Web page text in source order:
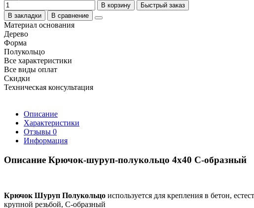
В корзину
Быстрый заказ
В закладки
В сравнение
Материал основания
Дерево
Форма
Полукольцо
Все характеристики
Все виды оплат
Скидки
Техническая консультация
Описание
Характеристики
Отзывы 0
Информация
Описание Крючок-шуруп-полукольцо 4х40 С-образный
Крючок Шуруп Полукольцо используется для крепления в бетон,
крупной резьбой, С-образный